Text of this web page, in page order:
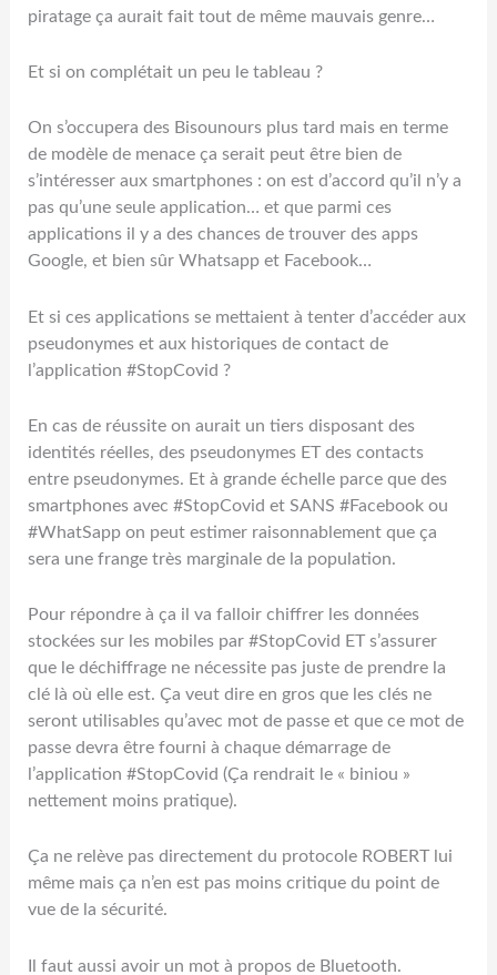
piratage ça aurait fait tout de même mauvais genre…
Et si on complétait un peu le tableau ?
On s’occupera des Bisounours plus tard mais en terme
de modèle de menace ça serait peut être bien de
s’intéresser aux smartphones : on est d’accord qu’il n’y a
pas qu’une seule application… et que parmi ces
applications il y a des chances de trouver des apps
Google, et bien sûr Whatsapp et Facebook…
Et si ces applications se mettaient à tenter d’accéder aux
pseudonymes et aux historiques de contact de
l’application #StopCovid ?
En cas de réussite on aurait un tiers disposant des
identités réelles, des pseudonymes ET des contacts
entre pseudonymes. Et à grande échelle parce que des
smartphones avec #StopCovid et SANS #Facebook ou
#WhatSapp on peut estimer raisonnablement que ça
sera une frange très marginale de la population.
Pour répondre à ça il va falloir chiffrer les données
stockées sur les mobiles par #StopCovid ET s’assurer
que le déchiffrage ne nécessite pas juste de prendre la
clé là où elle est. Ça veut dire en gros que les clés ne
seront utilisables qu’avec mot de passe et que ce mot de
passe devra être fourni à chaque démarrage de
l’application #StopCovid (Ça rendrait le « biniou »
nettement moins pratique).
Ça ne relève pas directement du protocole ROBERT lui
même mais ça n’en est pas moins critique du point de
vue de la sécurité.
Il faut aussi avoir un mot à propos de Bluetooth.